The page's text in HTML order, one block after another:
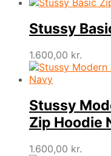
Stussy
1.600,00 kr.
Stussy
Zip Hoodie
1.600,00 kr.